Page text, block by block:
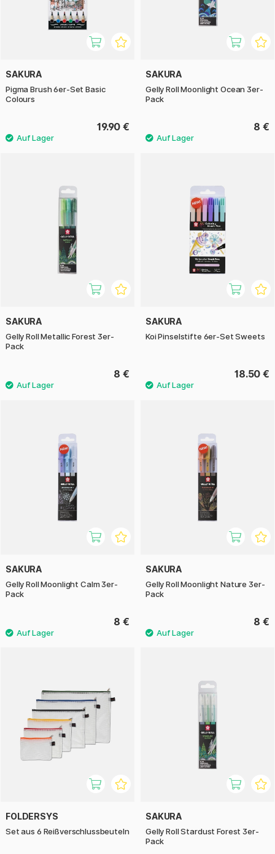
SAKURA
Pigma Brush 6er-Set Basic
Colours
19.90 €
SAKURA
Gelly Roll Moonlight Ocean 3er-
Pack
8 €
SAKURA
Gelly Roll Metallic Forest 3er-
Pack
8 €
SAKURA
Koi Pinselstifte 6er-Set Sweets
18.50 €
SAKURA
Gelly Roll Moonlight Calm 3er-
Pack
8 €
SAKURA
Gelly Roll Moonlight Nature 3er-
Pack
8 €
FOLDERSYS
Set aus 6 Reißverschlussbeuteln
SAKURA
Gelly Roll Stardust Forest 3er-
Pack